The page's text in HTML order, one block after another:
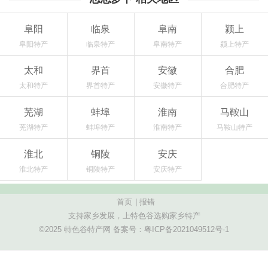
阜阳
阜阳特产
临泉
临泉特产
阜南
阜南特产
颍上
颍上特产
太和
太和特产
界首
界首特产
安徽
安徽特产
合肥
合肥特产
芜湖
芜湖特产
蚌埠
蚌埠特产
淮南
淮南特产
马鞍山
马鞍山特产
淮北
淮北特产
铜陵
铜陵特产
安庆
安庆特产
首页 | 报错
支持家乡发展，上特色谷选购家乡特产
©2025 特色谷特产网 备案号： 粤ICP备2021049512号-1